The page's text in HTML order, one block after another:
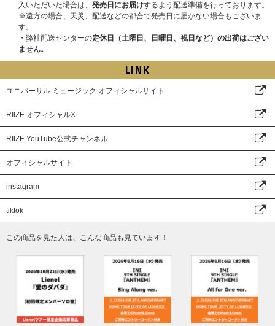
入いただいた場合は、 発売日にお届けするよう配送準備を行っております。
※遠方の場合、天災、配送などの都合で発売日に届かない場合もございま
す。
・弊社配送センターの定休日（土曜日、日曜日、祝日など）の出荷はござい
ません。
LINK
ユニバーサル ミュージック オフィシャルサイト
RIIZE オフィシャルX
RIIZE YouTube公式チャンネル
オフィシャルサイト
instagram
tiktok
この商品を見た人は、こんな商品も見ています！